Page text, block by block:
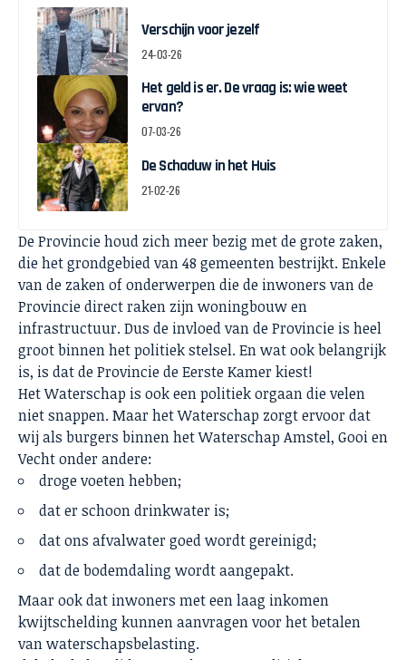
Verschijn voor jezelf
24-03-26
Het geld is er. De vraag is: wie weet
ervan?
07-03-26
De Schaduw in het Huis
21-02-26
DeProvinciehoud zich meer bezig met de grote zaken,
die het grondgebied van 48 gemeenten bestrijkt. Enkele
van de zaken of onderwerpen die de inwoners van de
Provincie direct raken zijn woningbouw en
infrastructuur. Dus de invloed van de Provincie is heel
groot binnen het politiek stelsel. En wat ook belangrijk
is, is dat de Provincie de Eerste Kamer kiest!
HetWaterschap is ook een politiek orgaan die velen
niet snappen. Maar het Waterschap zorgt ervoor dat
wij als burgers binnen het Waterschap Amstel, Gooi en
Vecht onder andere:
droge voeten hebben;
dat er schoon drinkwater is;
dat ons afvalwater goed wordt gereinigd;
dat de bodemdaling wordt aangepakt.
Maar ook dat inwoners met een laag inkomen
kwijtschelding kunnen aanvragen voor het betalen
van waterschapsbelasting.